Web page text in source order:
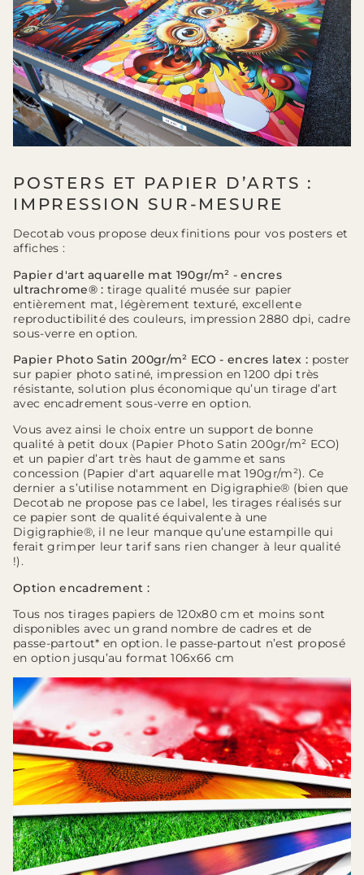
POSTERS ET PAPIER D’ARTS :
IMPRESSION SUR-MESURE
Decotab vous propose deux finitions pour vos posters et
affiches :
Papier d'art aquarelle mat 190gr/m² - encres
ultrachrome® : tirage qualité musée sur papier
entièrement mat, légèrement texturé, excellente
reproductibilité des couleurs, impression 2880 dpi, cadre
sous-verre en option.
Papier Photo Satin 200gr/m² ECO - encres latex : poster
sur papier photo satiné, impression en 1200 dpi très
résistante, solution plus économique qu’un tirage d’art
avec encadrement sous-verre en option.
Vous avez ainsi le choix entre un support de bonne
qualité à petit doux (Papier Photo Satin 200gr/m² ECO)
et un papier d’art très haut de gamme et sans
concession (Papier d'art aquarelle mat 190gr/m²). Ce
dernier a s’utilise notamment en Digigraphie® (bien que
Decotab ne propose pas ce label, les tirages réalisés sur
ce papier sont de qualité équivalente à une
Digigraphie®, il ne leur manque qu’une estampille qui
ferait grimper leur tarif sans rien changer à leur qualité
!).
Option encadrement :
Tous nos tirages papiers de 120x80 cm et moins sont
disponibles avec un grand nombre de cadres et de
passe-partout* en option. le passe-partout n’est proposé
en option jusqu’au format 106x66 cm